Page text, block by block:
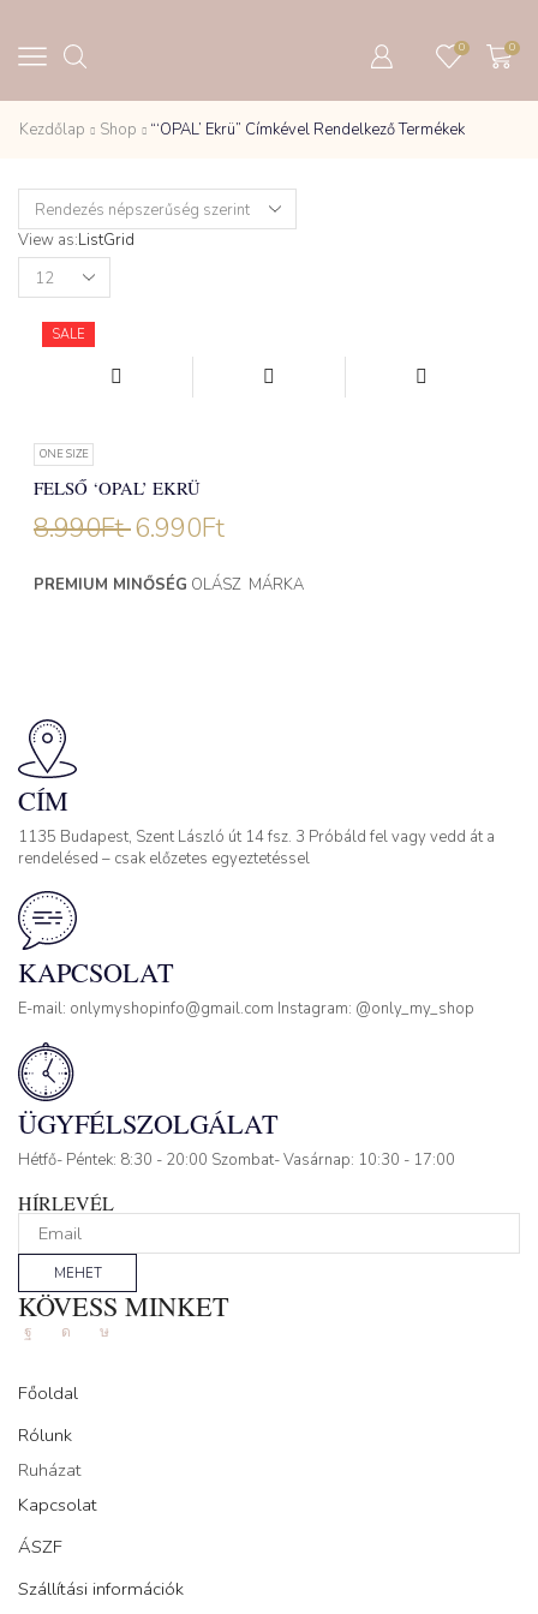
0 0
Kezdőlap Shop “‘OPAL’ Ekrü” Címkével Rendelkező Termékek
View as:ListGrid
Products
per
SALE
ONE SIZE
FELSŐ ‘OPAL’ EKRÜ
8.990Ft 6.990Ft
PREMIUM MINŐSÉG OLÁSZ MÁRKA
CÍM
1135 Budapest, Szent László út 14 fsz. 3 Próbáld fel vagy vedd át a
rendelésed – csak előzetes egyeztetéssel
KAPCSOLAT
E-mail: onlymyshopinfo@gmail.com Instagram: @only_my_shop
ÜGYFÉLSZOLGÁLAT
Hétfő- Péntek: 8:30 - 20:00 Szombat- Vasárnap: 10:30 - 17:00
HÍRLEVÉL
MEHET
KÖVESS MINKET
FacebookInstagram
Tik-
Főoldal
Rólunk
Ruházat
Kapcsolat
ÁSZF
Szállítási információk